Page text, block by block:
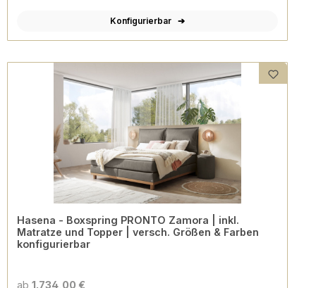
Konfigurierbar
Hasena - Boxspring PRONTO Zamora | inkl.
Matratze und Topper | versch. Größen & Farben
konfigurierbar
ab 1.734,00 €